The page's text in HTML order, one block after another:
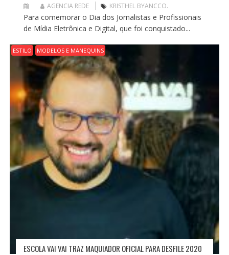
AGENCIA REDE KRISTHEL BYANCCO.
Para comemorar o Dia dos Jornalistas e Profissionais
de Mídia Eletrônica e Digital, que foi conquistado...
ESTILO MODELOS E MANEQUINS
ESCOLA VAI VAI TRAZ MAQUIADOR OFICIAL PARA DESFILE 2020